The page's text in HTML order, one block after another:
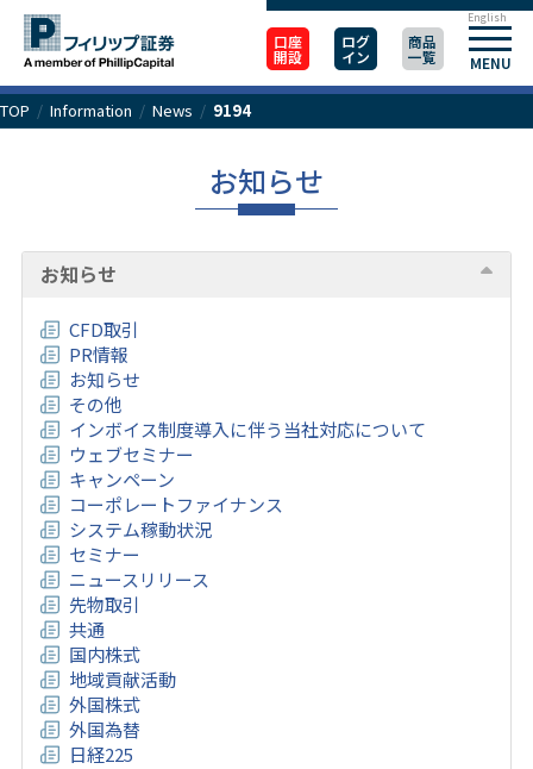
口座
開設
ログ
イン
商品
一覧 MENU
English
TOP / Information / News / 9194
お知らせ
お知らせ
CFD取引
PR情報
お知らせ
その他
インボイス制度導入に伴う当社対応について
ウェブセミナー
キャンペーン
コーポレートファイナンス
システム稼動状況
セミナー
ニュースリリース
先物取引
共通
国内株式
地域貢献活動
外国株式
外国為替
日経225